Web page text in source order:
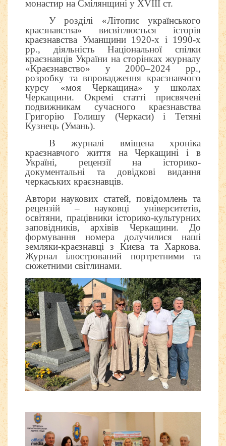
монастир на Смілянщині у ХVІІІ ст.
У розділі «Літопис українського
краєзнавства» висвітлюється історія
краєзнавства Уманщини 1920-х і 1990-х
рр., діяльність Національної спілки
краєзнавців України на сторінках журналу
«Краєзнавство» у 2000–2024 рр.,
розробку та впровадження краєзнавчого
курсу «моя Черкащина» у школах
Черкащини. Окремі статті присвячені
подвижникам сучасного краєзнавства
Григорію Голишу (Черкаси) і Тетяні
Кузнець (Умань).
В журналі вміщена хроніка
краєзнавчого життя на Черкащині і в
Україні, рецензії на історико-
документальні та довідкові видання
черкаських краєзнавців.
Автори наукових статей, повідомлень та
рецензій – науковці університетів,
освітяни, працівники історико-культурних
заповідників, архівів Черкащини. До
формування номера долучилися наші
земляки-краєзнавці з Києва та Харкова.
Журнал ілюстрований портретними та
сюжетними світлинами.